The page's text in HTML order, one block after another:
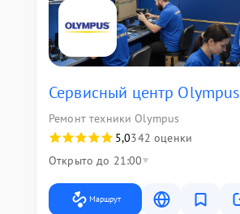
Сервисный центр Olympus
Ремонт техники Olympus
5,0342 оценки
Открыто до 21:00
Маршрут